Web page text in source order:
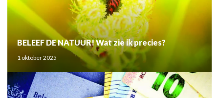
BELEEF DE NATUUR! Wat zie ik precies?
1 oktober 2025